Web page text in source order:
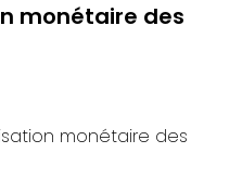
monétaire des
monétaire des